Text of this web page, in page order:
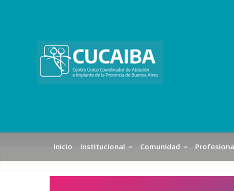
Inicio Institucional Comunidad